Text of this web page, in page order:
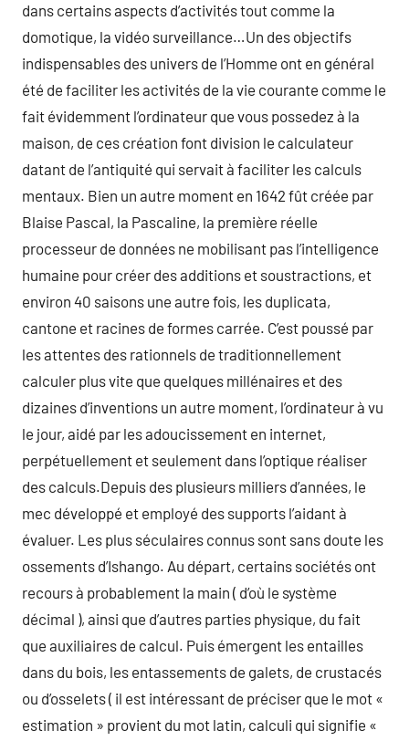
dans certains aspects d’activités tout comme la
domotique, la vidéo surveillance…Un des objectifs
indispensables des univers de l’Homme ont en général
été de faciliter les activités de la vie courante comme le
fait évidemment l’ordinateur que vous possedez à la
maison, de ces création font division le calculateur
datant de l’antiquité qui servait à faciliter les calculs
mentaux. Bien un autre moment en 1642 fût créée par
Blaise Pascal, la Pascaline, la première réelle
processeur de données ne mobilisant pas l’intelligence
humaine pour créer des additions et soustractions, et
environ 40 saisons une autre fois, les duplicata,
cantone et racines de formes carrée. C’est poussé par
les attentes des rationnels de traditionnellement
calculer plus vite que quelques millénaires et des
dizaines d’inventions un autre moment, l’ordinateur à vu
le jour, aidé par les adoucissement en internet,
perpétuellement et seulement dans l’optique réaliser
des calculs.Depuis des plusieurs milliers d’années, le
mec développé et employé des supports l’aidant à
évaluer. Les plus séculaires connus sont sans doute les
ossements d’Ishango. Au départ, certains sociétés ont
recours à probablement la main ( d’où le système
décimal ), ainsi que d’autres parties physique, du fait
que auxiliaires de calcul. Puis émergent les entailles
dans du bois, les entassements de galets, de crustacés
ou d’osselets ( il est intéressant de préciser que le mot «
estimation » provient du mot latin, calculi qui signifie «